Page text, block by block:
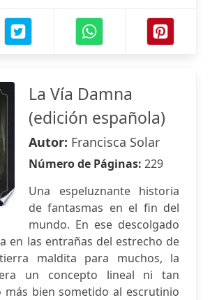
La Vía Damna
(edición española)
Autor: Francisca Solar
Número de Páginas: 229
Una espeluznante historia
de fantasmas en el fin del
mundo. En ese descolgado
en las entrañas del estrecho de
maldita para muchos, la
un concepto lineal ni tan
más bien sometido al escrutinio